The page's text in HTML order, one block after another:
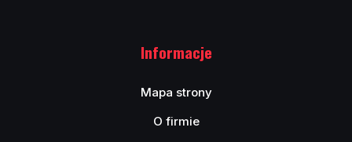
Informacje
Mapa strony
O firmie